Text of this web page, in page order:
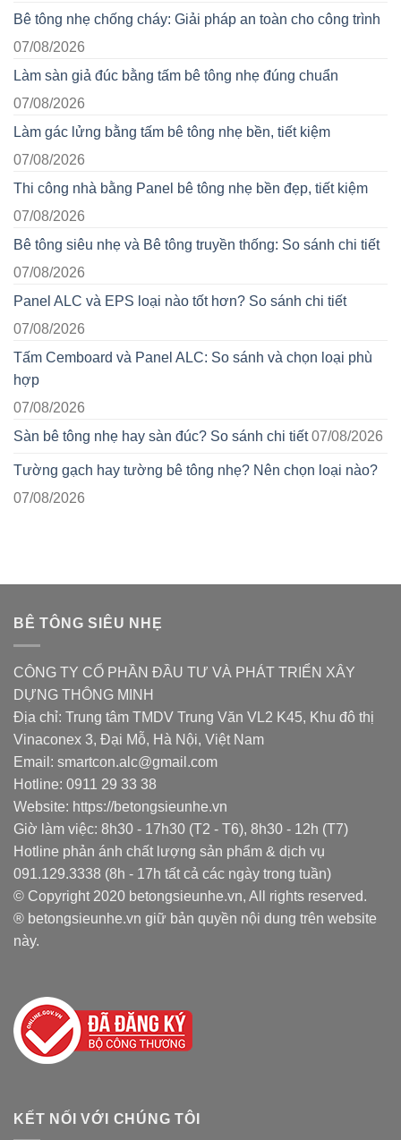
Bê tông nhẹ chống cháy: Giải pháp an toàn cho công trình
07/08/2026
Làm sàn giả đúc bằng tấm bê tông nhẹ đúng chuẩn
07/08/2026
Làm gác lửng bằng tấm bê tông nhẹ bền, tiết kiệm
07/08/2026
Thi công nhà bằng Panel bê tông nhẹ bền đẹp, tiết kiệm
07/08/2026
Bê tông siêu nhẹ và Bê tông truyền thống: So sánh chi tiết
07/08/2026
Panel ALC và EPS loại nào tốt hơn? So sánh chi tiết
07/08/2026
Tấm Cemboard và Panel ALC: So sánh và chọn loại phù
hợp
07/08/2026
Sàn bê tông nhẹ hay sàn đúc? So sánh chi tiết 07/08/2026
Tường gạch hay tường bê tông nhẹ? Nên chọn loại nào?
07/08/2026
BÊ TÔNG SIÊU NHẸ
CÔNG TY CỔ PHẦN ĐẦU TƯ VÀ PHÁT TRIỂN XÂY
DỰNG THÔNG MINH
Địa chỉ: Trung tâm TMDV Trung Văn VL2 K45, Khu đô thị
Vinaconex 3, Đại Mỗ, Hà Nội, Việt Nam
Email: smartcon.alc@gmail.com
Hotline: 0911 29 33 38
Website: https://betongsieunhe.vn
Giờ làm việc: 8h30 - 17h30 (T2 - T6), 8h30 - 12h (T7)
Hotline phản ánh chất lượng sản phẩm & dịch vụ
091.129.3338 (8h - 17h tất cả các ngày trong tuần)
© Copyright 2020 betongsieunhe.vn, All rights reserved.
® betongsieunhe.vn giữ bản quyền nội dung trên website
này.
KẾT NỐI VỚI CHÚNG TÔI